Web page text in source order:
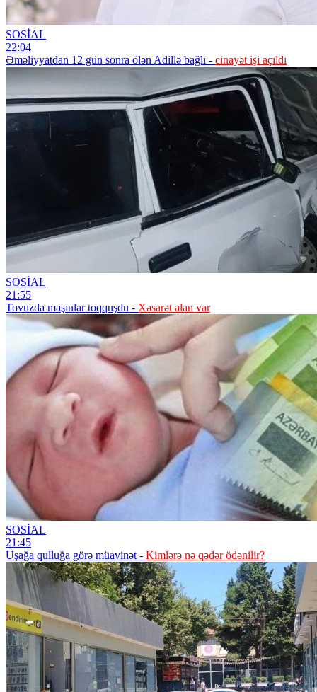
SOSİAL
22:04
Əməliyyatdan 12 gün sonra ölən Adillə bağlı - cinayət işi açıldı
SOSİAL
21:55
Tovuzda maşınlar toqquşdu - Xəsarət alan var
SOSİAL
21:45
Uşağa qulluğa görə müavinət - Kimlərə nə qədər ödənilir?